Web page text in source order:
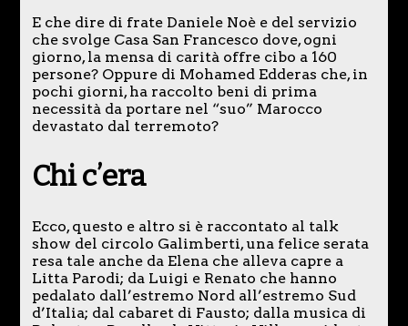
E che dire di frate Daniele Noè e del servizio
che svolge Casa San Francesco dove, ogni
giorno, la mensa di carità offre cibo a 160
persone? Oppure di Mohamed Edderas che, in
pochi giorni, ha raccolto beni di prima
necessità da portare nel “suo” Marocco
devastato dal terremoto?
Chi c’era
Ecco, questo e altro si è raccontato al talk
show del circolo Galimberti, una felice serata
resa tale anche da Elena che alleva capre a
Litta Parodi; da Luigi e Renato che hanno
pedalato dall’estremo Nord all’estremo Sud
d’Italia; dal cabaret di Fausto; dalla musica di